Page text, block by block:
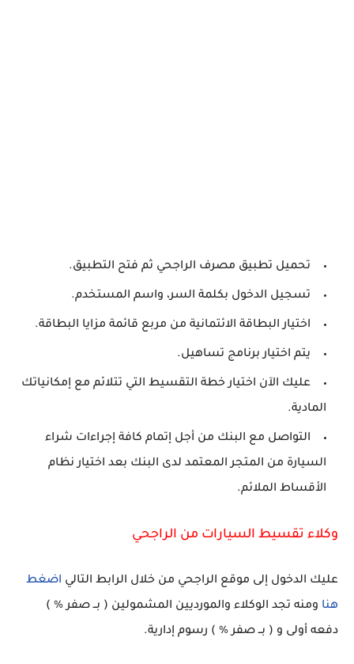
تحميل تطبيق مصرف الراجحي ثم فتح التطبيق.
تسجيل الدخول بكلمة السر، واسم المستخدم.
اختيار البطاقة الائتمانية من مربع قائمة مزايا البطاقة.
يتم اختيار برنامج تساهيل.
عليك الآن اختيار خطة التقسيط التي تتلائم مع إمكانياتك
المادية.
التواصل مع البنك من أجل إتمام كافة إجراءات شراء
السيارة من المتجر المعتمد لدى البنك بعد اختيار نظام
الأقساط الملائم.
وكلاء تقسيط السيارات من الراجحي
عليك الدخول إلى موقع الراجحي من خلال الرابط التالي اضغط
هنا ومنه تجد الوكلاء والمورديين المشمولين ( بــ صفر % )
دفعه أولى و ( بــ صفر % ) رسوم إدارية.